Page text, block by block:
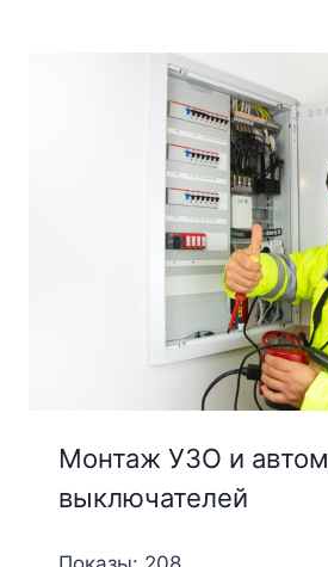
Монтаж УЗО и
выключателей